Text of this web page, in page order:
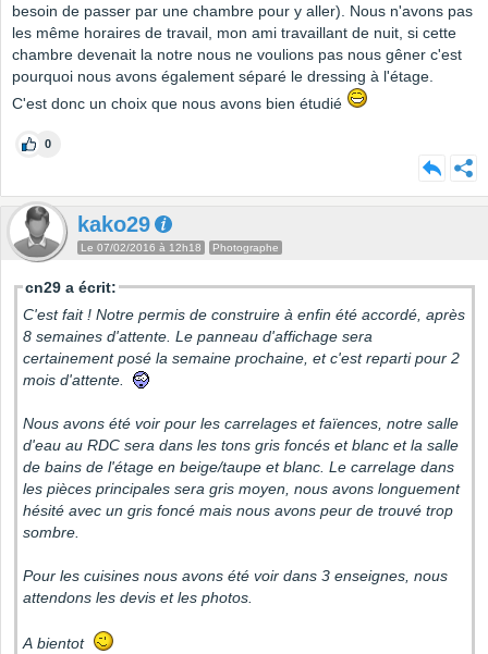
besoin de passer par une chambre pour y aller). Nous n'avons pas
les même horaires de travail, mon ami travaillant de nuit, si cette
chambre devenait la notre nous ne voulions pas nous gêner c'est
pourquoi nous avons également séparé le dressing à l'étage.
C'est donc un choix que nous avons bien étudié
0
kako29
Le 07/02/2016 à 12h18 Photographe
cn29 a écrit:
C'est fait ! Notre permis de construire à enfin été accordé, après
8 semaines d'attente. Le panneau d'affichage sera
certainement posé la semaine prochaine, et c'est reparti pour 2
mois d'attente.
Nous avons été voir pour les carrelages et faïences, notre salle
d'eau au RDC sera dans les tons gris foncés et blanc et la salle
de bains de l'étage en beige/taupe et blanc. Le carrelage dans
les pièces principales sera gris moyen, nous avons longuement
hésité avec un gris foncé mais nous avons peur de trouvé trop
sombre.
Pour les cuisines nous avons été voir dans 3 enseignes, nous
attendons les devis et les photos.
A bientot